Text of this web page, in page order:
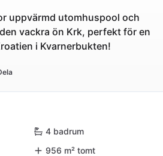
uppvärmd utomhuspool och
vackra ön Krk, perfekt för en
i Kvarnerbukten!
4 badrum
956 m² tomt